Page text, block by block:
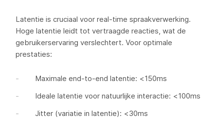
Latentie is cruciaal voor real-time spraakverwerking.
Hoge latentie leidt tot vertraagde reacties, wat de
gebruikerservaring verslechtert. Voor optimale
prestaties:
Maximale end-to-end latentie: <150ms
Ideale latentie voor natuurlijke interactie: <100ms
Jitter (variatie in latentie): <30ms